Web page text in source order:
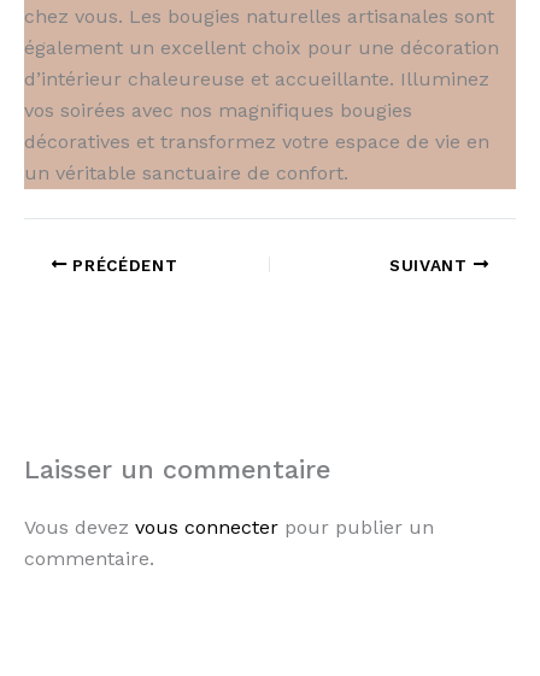
chez vous. Les bougies naturelles artisanales sont
également un excellent choix pour une décoration
d’intérieur chaleureuse et accueillante. Illuminez
vos soirées avec nos magnifiques bougies
décoratives et transformez votre espace de vie en
un véritable sanctuaire de confort.
PRÉCÉDENT SUIVANT
Laisser un commentaire
Vous devez vous connecter pour publier un
commentaire.